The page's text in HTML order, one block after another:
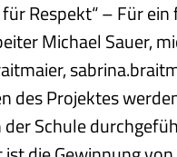
Respekt“ – Für
Michael Sauer,
des Projektes
Schule